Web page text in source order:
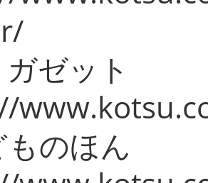
ゼット
のほん